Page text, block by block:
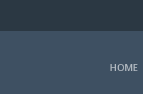
HOME